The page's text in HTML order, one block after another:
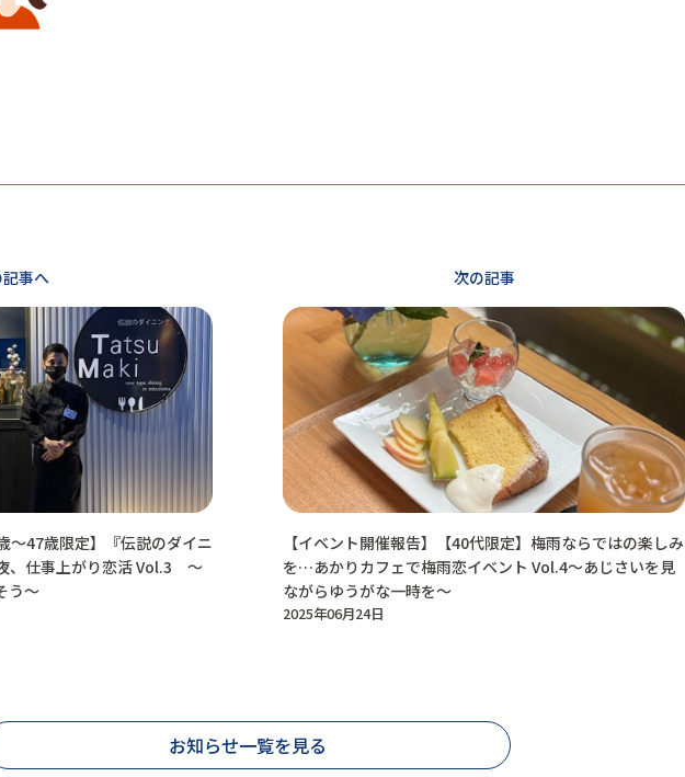
事へ
～47歳限定】『伝説のダイニ
、仕事上がり恋活 Vol.3 ～
う～
次の記事
【イベント開催報告】【40代限定】梅雨ならではの楽しみ
を…あかりカフェで梅雨恋イベント Vol.4～あじさいを見
ながらゆうがな一時を～
2025年06月24日
お知らせ一覧を見る